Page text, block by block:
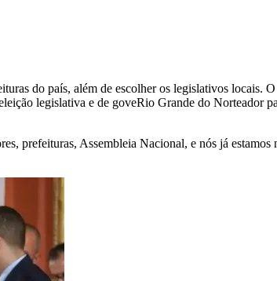
do país, além de escolher os legislativos locais.
prefeituras, Assembleia Nacional, e nós já